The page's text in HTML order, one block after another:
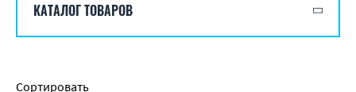
КАТАЛОГ ТОВАРОВ
Сортировать